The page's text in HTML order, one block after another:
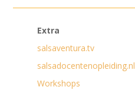
Extra
salsaventura.tv
salsadocentenopleiding.nl
Workshops